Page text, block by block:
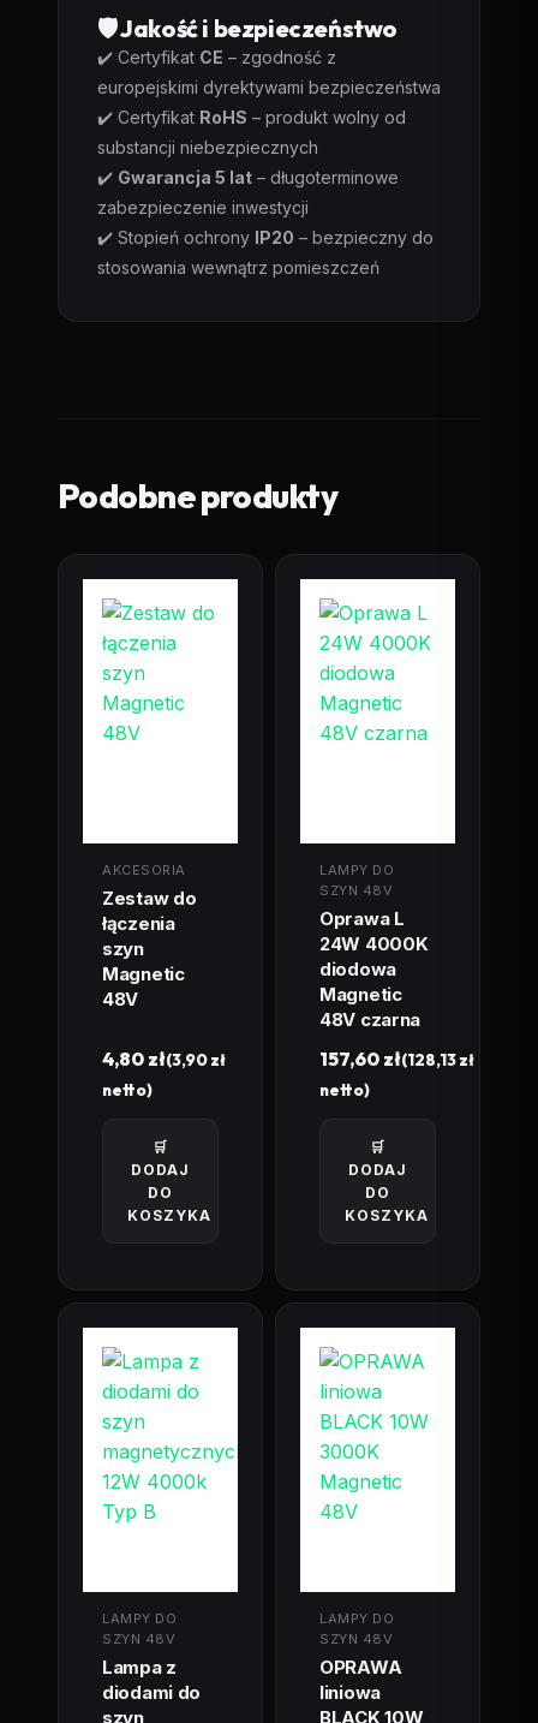
🛡️ Jakość i bezpieczeństwo
✔️ Certyfikat CE – zgodność z
europejskimi dyrektywami bezpieczeństwa
✔️ Certyfikat RoHS – produkt wolny od
substancji niebezpiecznych
✔️ Gwarancja 5 lat – długoterminowe
zabezpieczenie inwestycji
✔️ Stopień ochrony IP20 – bezpieczny do
stosowania wewnątrz pomieszczeń
Podobne produkty
AKCESORIA
Zestaw do
łączenia
szyn
Magnetic
48V
4,80 zł(3,90zł
netto)
🛒
DODAJ
DO
KOSZYKA
LAMPY DO
SZYN 48V
Oprawa L
24W 4000K
diodowa
Magnetic
48V czarna
157,60 zł(128,13zł
netto)
🛒
DODAJ
DO
KOSZYKA
LAMPY DO
SZYN 48V
Lampa z
diodami do
szyn
LAMPY DO
SZYN 48V
OPRAWA
liniowa
BLACK 10W